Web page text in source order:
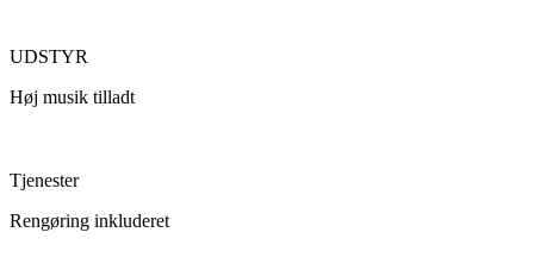
UDSTYR
Høj musik tilladt
Tjenester
Rengøring inkluderet